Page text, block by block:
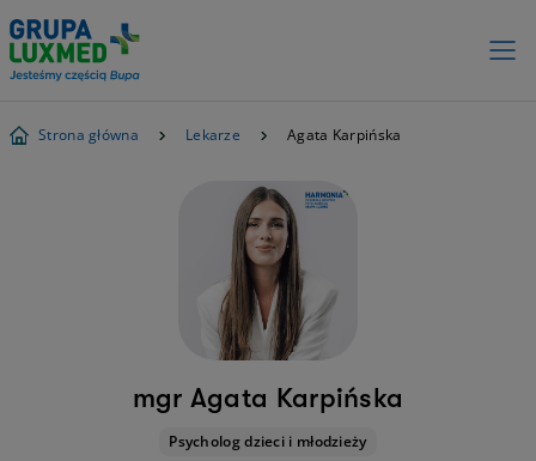
Strona główna Lekarze Agata Karpińska
mgr Agata Karpińska
Psycholog dzieci i młodzieży